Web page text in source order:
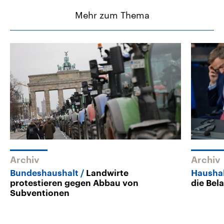
Mehr zum Thema
Archiv
Bundeshaushalt
Landwirte
protestieren gegen Abbau von
Subventionen
Archiv
die